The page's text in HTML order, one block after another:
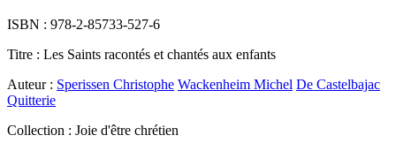
ISBN : 978-2-85733-527-6
Titre : Les Saints racontés et chantés aux enfants
Auteur : Sperissen Christophe Wackenheim Michel De Castelbajac
Quitterie
Collection : Joie d'être chrétien